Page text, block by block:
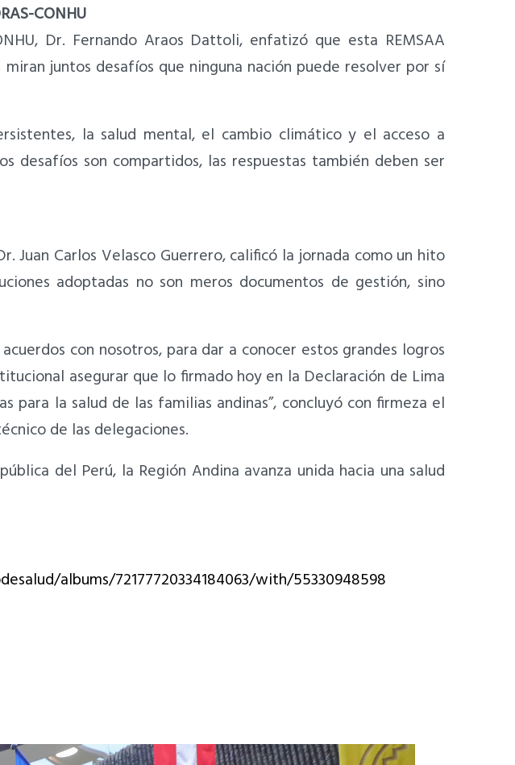
CONHU
Dr. Fernando Araos Dattoli, enfatizó que esta REMSAA
juntos desafíos que ninguna nación puede resolver por sí
la salud mental, el cambio climático y el acceso a
desafíos son compartidos, las respuestas también deben ser
Carlos Velasco Guerrero, calificó la jornada como un hito
adoptadas no son meros documentos de gestión, sino
con nosotros, para dar a conocer estos grandes logros
asegurar que lo firmado hoy en la Declaración de Lima
la salud de las familias andinas”, concluyó con firmeza el
de las delegaciones.
del Perú, la Región Andina avanza unida hacia una salud
albums/72177720334184063/with/55330948598